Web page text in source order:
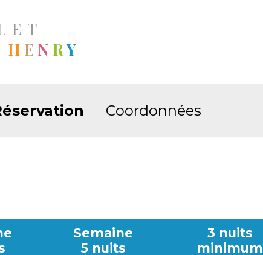
H E N RY
Coordonnées
Semaine
5 nuits
3 nuits
minimum